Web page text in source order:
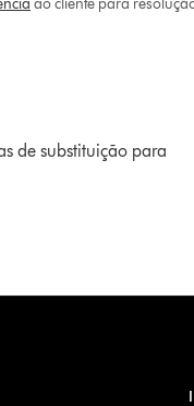
ao cliente para
de substituição para